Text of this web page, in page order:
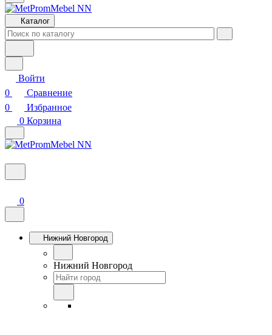
Каталог
Войти
0
Сравнение
0
Избранное
0 Корзина
0
Нижний Новгород
Нижний Новгород